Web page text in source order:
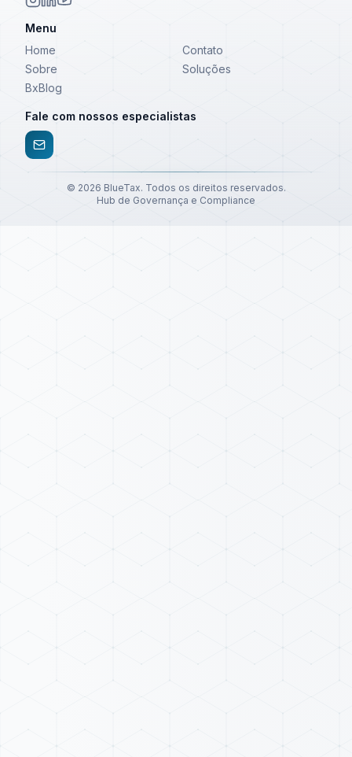
Menu
Home
Contato
Sobre
Soluções
BxBlog
Fale com nossos especialistas
© 2026 BlueTax. Todos os direitos reservados.
Hub de Governança e Compliance